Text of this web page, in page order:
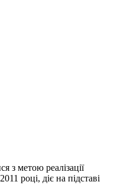
з метою реалізації
році, діє на підставі